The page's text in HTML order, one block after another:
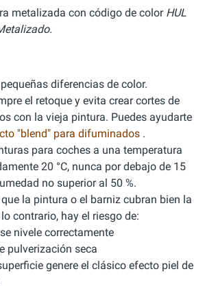
metalizada con código de color HUL
diferencias de color.
el retoque y evita crear cortes de
con la vieja pintura. Puedes ayudarte
"blend" para difuminados .
para coches a una temperatura
20 °C, nunca por debajo de 15
no superior al 50 %.
la pintura o el barniz cubran bien la
contrario, hay el riesgo de:
nivele correctamente
pulverización seca
genere el clásico efecto piel de